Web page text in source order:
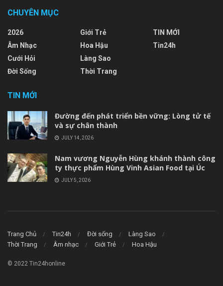
CHUYÊN MỤC
2026
Âm Nhạc
Cưới Hỏi
Đời Sống
Giới Trẻ
Hoa Hậu
Làng Sao
Thời Trang
TIN MỚI
Tin24h
TIN MỚI
Đường đến phát triển bền vững: Lòng tử tế
và sự chân thành
JULY 14, 2026
Nam vương Nguyễn Hùng khánh thành công
ty thực phẩm Hùng Vinh Asian Food tại Úc
JULY 5, 2026
Trang Chủ Tin24h Đời sống
Làng Sao
Thời Trang
Âm nhạc Giới Trẻ Hoa Hậu
© 2022 Tin24honline